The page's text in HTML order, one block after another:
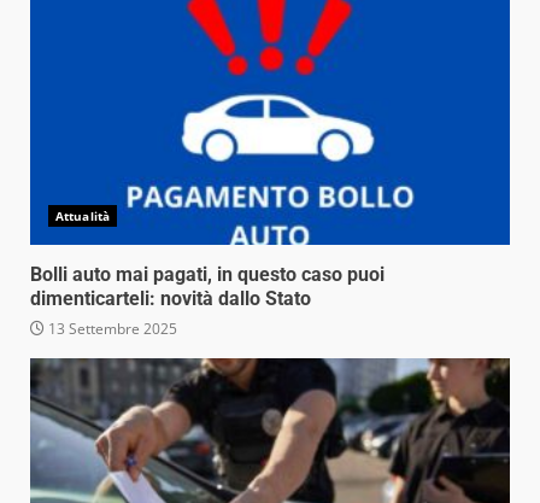
Attualità
Bolli auto mai pagati, in questo caso puoi
dimenticarteli: novità dallo Stato
13 Settembre 2025